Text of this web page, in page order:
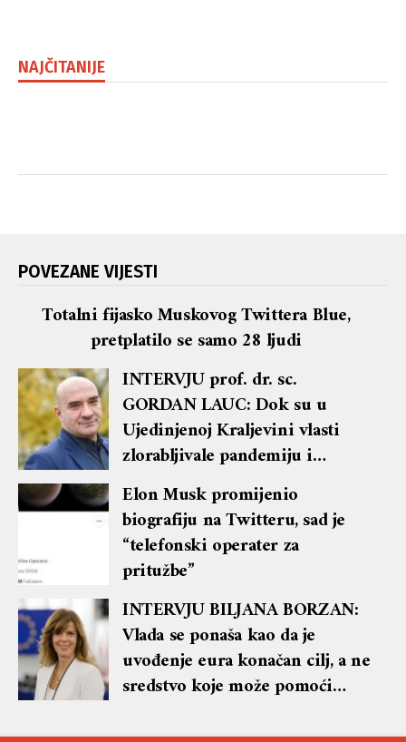
NAJČITANIJE
POVEZANE VIJESTI
Totalni fijasko Muskovog Twittera Blue,
pretplatilo se samo 28 ljudi
INTERVJU prof. dr. sc.
GORDAN LAUC: Dok su u
Ujedinjenoj Kraljevini vlasti
zlorabljivale pandemiju i
namjerno širile strah, hrvatska
Vlada je već polovinom proljeća
2020. godine promijenila
politiku i pokušavala imati što
blaže mjere, a opozicija i mediji
su ih napadali i zahtijevali
uvođenje strogih mjera
Elon Musk promijenio
biografiju na Twitteru, sad je
“telefonski operater za
pritužbe”
INTERVJU BILJANA BORZAN:
Vlada se ponaša kao da je
uvođenje eura konačan cilj, a ne
sredstvo koje može pomoći